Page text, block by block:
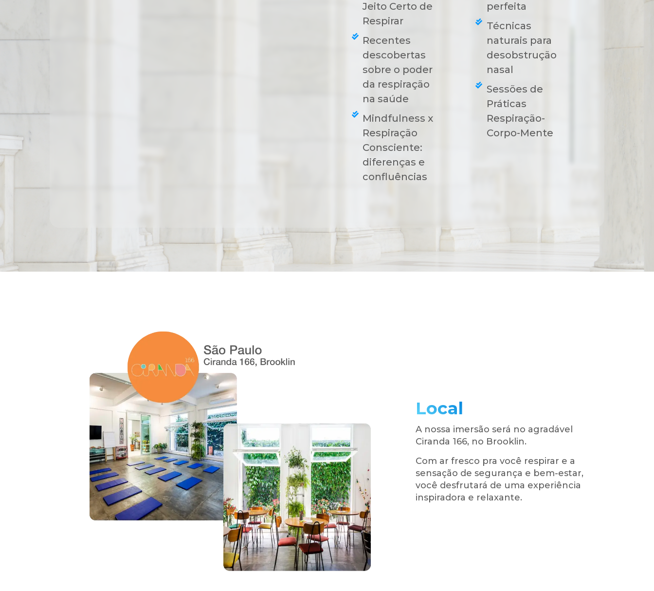
Jeito Certo de
Respirar
Recentes
descobertas
sobre o poder
da respiração
na saúde
Mindfulness x
Respiração
Consciente:
diferenças e
confluências
perfeita
Técnicas
naturais para
desobstrução
nasal
Sessões de
Práticas
Respiração-
Corpo-Mente
Local
A nossa imersão será no agradável
Ciranda 166, no Brooklin.
Com ar fresco pra você respirar e a
sensação de segurança e bem-estar,
você desfrutará de uma experiência
inspiradora e relaxante.